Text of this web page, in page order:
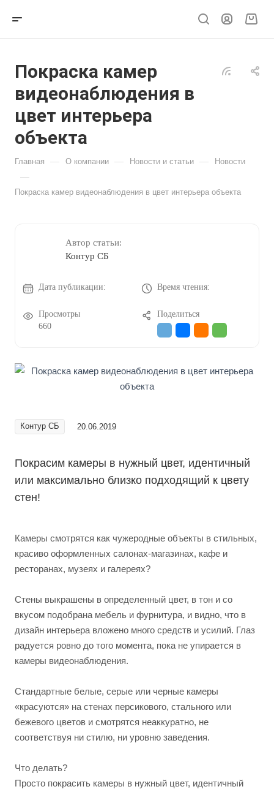
Покраска камер
видеонаблюдения в
цвет интерьера
объекта
Главная — О компании — Новости и статьи — Новости
—
Покраска камер видеонаблюдения в цвет интерьера объекта
Автор статьи:
Контур СБ
Дата публикации: Время чтения:
Просмотры
660
Поделиться
Контур СБ 20.06.2019
Покрасим камеры в нужный цвет, идентичный
или максимально близко подходящий к цвету
стен!
Камеры смотрятся как чужеродные объекты в стильных,
красиво оформленных салонах-магазинах, кафе и
ресторанах, музеях и галереях?
Стены выкрашены в определенный цвет, в тон и со
вкусом подобрана мебель и фурнитура, и видно, что в
дизайн интерьера вложено много средств и усилий. Глаз
радуется ровно до того момента, пока не упирается в
камеры видеонаблюдения.
Стандартные белые, серые или черные камеры
«красуются» на стенах персикового, стального или
бежевого цветов и смотрятся неаккуратно, не
соответствуя ни стилю, ни уровню заведения.
Что делать?
Просто покрасить камеры в нужный цвет, идентичный